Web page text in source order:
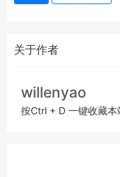
关于作者
willenyao
按Ctrl + D 一键收藏本